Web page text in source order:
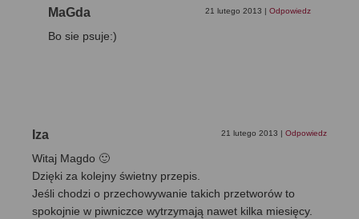
MaGda 21 lutego 2013 Odpowiedz
Bo sie psuje:)
Iza 21 lutego 2013 Odpowiedz
Witaj Magdo 🙂
Dzięki za kolejny świetny przepis.
Jeśli chodzi o przechowywanie takich przetworów to
spokojnie w piwniczce wytrzymają nawet kilka miesięcy.